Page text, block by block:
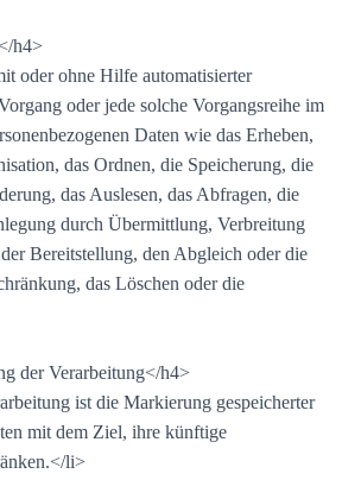
h4>
oder ohne Hilfe automatisierter
oder jede solche Vorgangsreihe im
Daten wie das Erheben,
das Ordnen, die Speicherung, die
das Auslesen, das Abfragen, die
durch Übermittlung, Verbreitung
Bereitstellung, den Abgleich oder die
das Löschen oder die
der Verarbeitung</h4>
ist die Markierung gespeicherter
mit dem Ziel, ihre künftige
li>